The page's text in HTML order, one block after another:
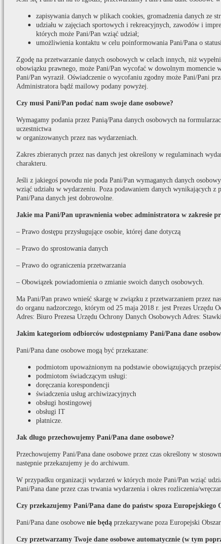
zapisywania danych w plikach cookies, gromadzenia danych ze
udziału w zajęciach sportowych i rekreacyjnych, zawodów i
których może Pani/Pan wziąć udział;
umożliwienia kontaktu w celu poinformowania Pani/Pana o
Zgodę na przetwarzanie danych osobowych w celach innych, niż
obowiązku prawnego, może Pani/Pan wycofać w dowolnym momencie
Pani/Pan wyraził. Oświadczenie o wycofaniu zgodny może Pani/Pani
Administratora bądź mailowy podany powyżej.
Czy musi Pani/Pan podać nam swoje dane osobowe?
Wymagamy podania przez Panią/Pana danych osobowych na
uczestnictwa
w organizowanych przez nas wydarzeniach.
Zakres zbieranych przez nas danych jest określony w regulaminach
charakteru.
Jeśli z jakiegoś powodu nie poda Pani/Pan wymaganych danych
wziąć udziału w wydarzeniu. Poza podawaniem danych wynikających z
Pani/Pana danych jest dobrowolne.
Jakie ma Pani/Pan uprawnienia wobec administratora w zakresie
– Prawo dostępu przysługujące osobie, której dane dotyczą
– Prawo do sprostowania danych
– Prawo do ograniczenia przetwarzania
– Obowiązek powiadomienia o zmianie swoich danych osobowych.
Ma Pani/Pan prawo wnieść skargę w związku z przetwarzaniem przez
do organu nadzorczego, którym od 25 maja 2018 r. jest Prezes Urzędu
Adres: Biuro Prezesa Urzędu Ochrony Danych Osobowych Adres:
Jakim kategoriom odbiorców udostępniamy Pani/Pana dane
Pani/Pana dane osobowe mogą być przekazane:
podmiotom upoważnionym na podstawie obowiązujących
podmiotom świadczącym usługi:
doręczania korespondencji
świadczenia usług archiwizacyjnych
obsługi hostingowej
obsługi IT
płatnicze.
Jak długo przechowujemy Pani/Pana dane osobowe?
Przechowujemy Pani/Pana dane osobowe przez czas określony w
następnie przekazujemy je do archiwum.
W przypadku organizacji wydarzeń w których może Pani/Pan wziąć
Pani/Pana dane przez czas trwania wydarzenia i okres rozliczenia/
Czy przekazujemy Pani/Pana dane do państw spoza Europejskiego
Pani/Pana dane osobowe nie będą przekazywane poza Europejski
Czy przetwarzamy Twoje dane osobowe automatycznie (w tym